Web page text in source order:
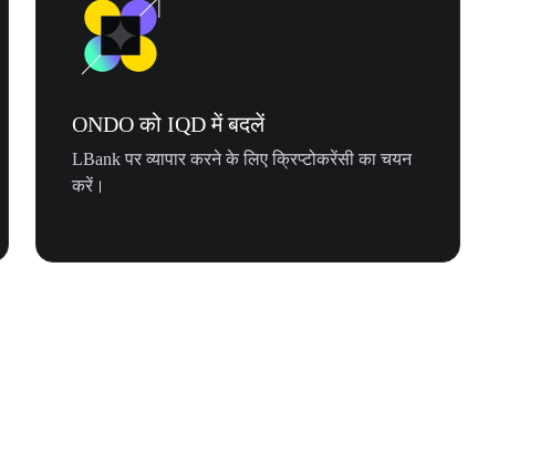
ONDO को IQD में बदलें
LBank पर व्यापार करने के लिए क्रिप्टोकरेंसी का चयन
करें।